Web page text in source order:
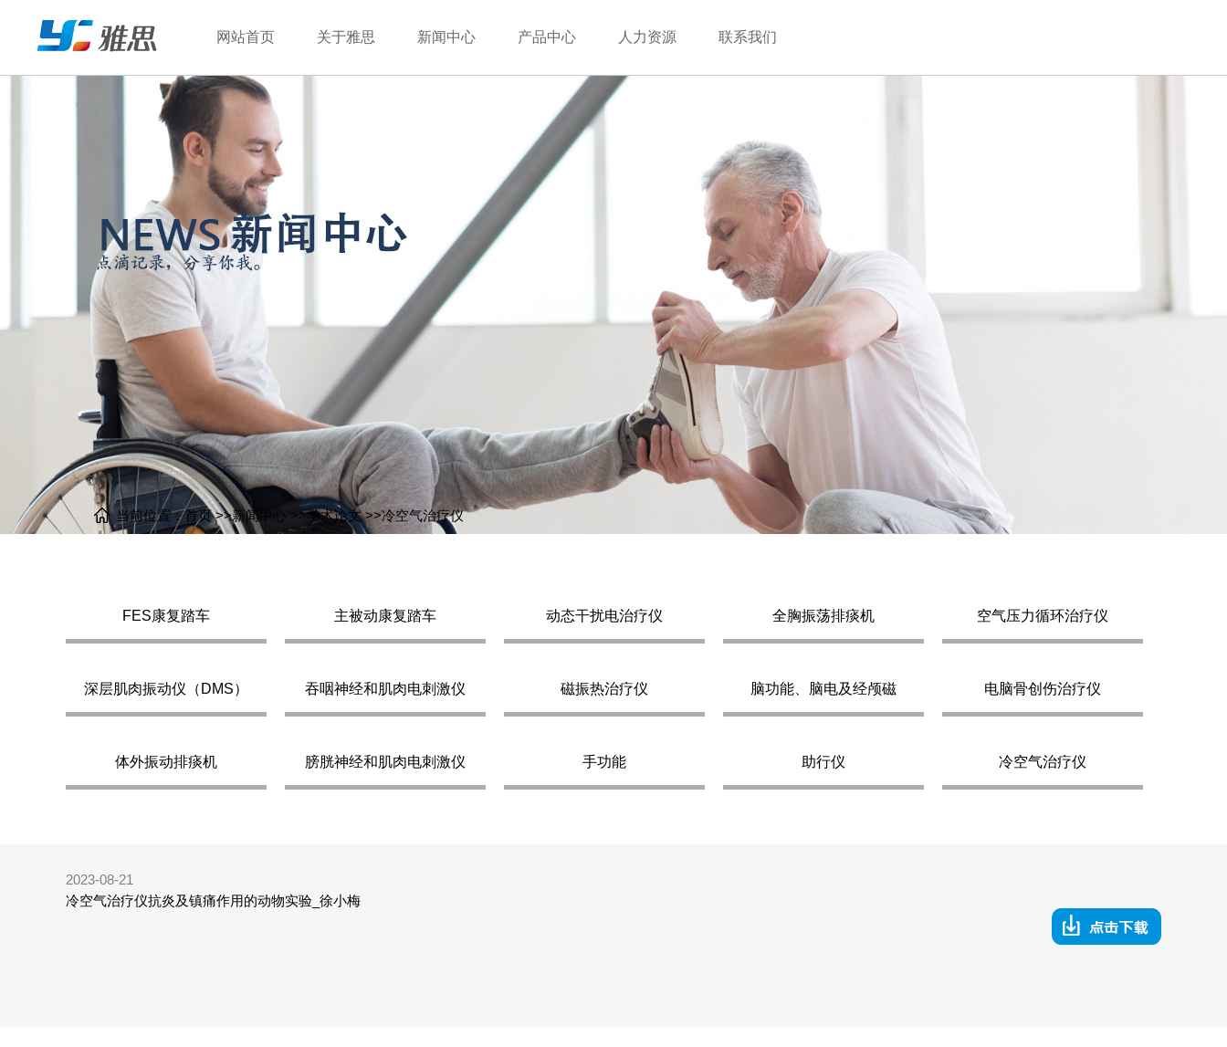
网站首页 关于雅思 新闻中心 产品中心 人力资源 联系我们
当前位置：首页>>新闻中心 >>学术论文>>冷空气治疗仪
冷空气治疗仪
雅思医疗 以科技关爱健康
FES康复踏车 主被动康复踏车 动态干扰电治疗仪 全胸振荡排痰机 空气压力循环治疗仪
深层肌肉振动仪（DMS） 吞咽神经和肌肉电刺激仪 磁振热治疗仪 脑功能、脑电及经颅磁 电脑骨创伤治疗仪
体外振动排痰机 膀胱神经和肌肉电刺激仪 手功能 助行仪 冷空气治疗仪
2023-08-21
冷空气治疗仪抗炎及镇痛作用的动物实验_徐小梅